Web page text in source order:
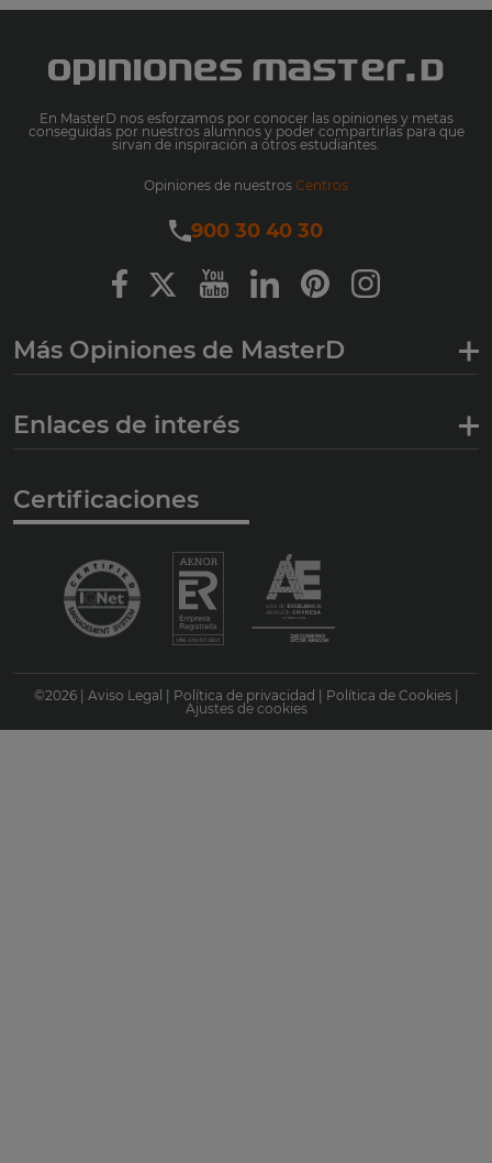
En MasterD nos esforzamos por conocer las opiniones y metas
conseguidas por nuestros alumnos y poder compartirlas para que
sirvan de inspiración a otros estudiantes.
Opiniones de nuestros Centros
900 30 40 30
Más Opiniones de MasterD
Enlaces de interés
Certificaciones
©2026| Aviso Legal Política de privacidad Política de Cookies|
Ajustes de cookies